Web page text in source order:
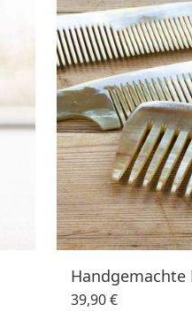
39,90 €